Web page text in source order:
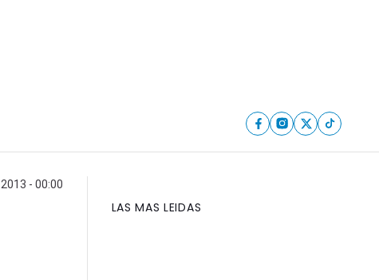
- 00:00
LAS MAS LEIDAS